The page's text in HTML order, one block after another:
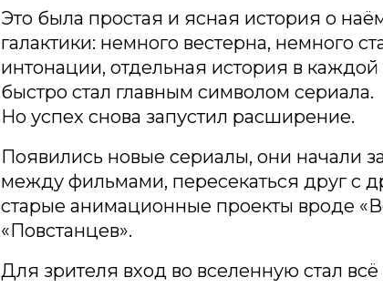
Это была простая и ясная история о
галактики: немного вестерна, немного
интонации, отдельная история в
быстро стал главным символом сериала.
Но успех снова запустил расширение.
Появились новые сериалы, они начали
между фильмами, пересекаться друг с
старые анимационные проекты вроде
«Повстанцев».
Для зрителя вход во вселенную стал